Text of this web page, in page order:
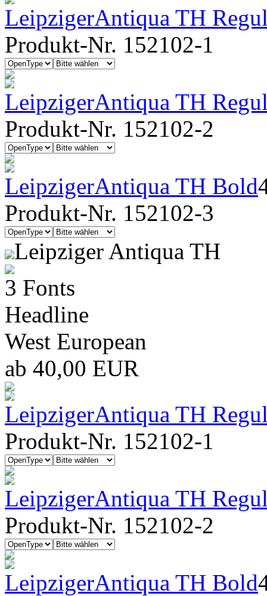
LeipzigerAntiqua TH
Produkt-Nr. 152102-1
LeipzigerAntiqua TH
Produkt-Nr. 152102-2
LeipzigerAntiqua TH Bold
Produkt-Nr. 152102-3
Leipziger Antiqua TH
3 Fonts
Headline
West European
ab 40,00 EUR
LeipzigerAntiqua TH
Produkt-Nr. 152102-1
LeipzigerAntiqua TH
Produkt-Nr. 152102-2
LeipzigerAntiqua TH Bold